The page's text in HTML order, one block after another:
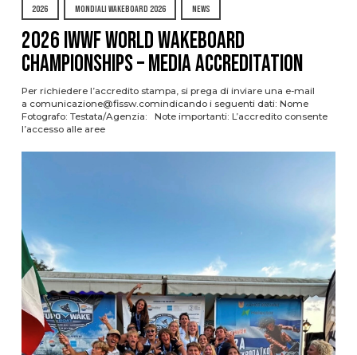
2026 MONDIALI WAKEBOARD 2026 NEWS
2026 IWWF WORLD WAKEBOARD
CHAMPIONSHIPS – MEDIA ACCREDITATION
Per richiedere l’accredito stampa, si prega di inviare una e-mail
a comunicazione@fissw.comindicando i seguenti dati: Nome
Fotografo: Testata/Agenzia: Note importanti: L’accredito consente
l’accesso alle aree